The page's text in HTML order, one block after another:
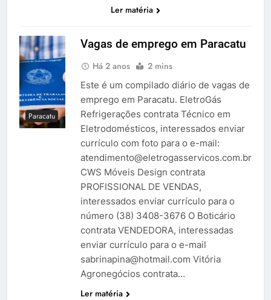
Ler matéria
Paracatu
Vagas de emprego em Paracatu
Há 2 anos 2 mins
Este é um compilado diário de vagas de
emprego em Paracatu. EletroGás
Refrigerações contrata Técnico em
Eletrodomésticos, interessados enviar
currículo com foto para o e-mail:
atendimento@eletrogasservicos.com.br
CWS Móveis Design contrata
PROFISSIONAL DE VENDAS,
interessados enviar currículo para o
número (38) 3408-3676 O Boticário
contrata VENDEDORA, interessadas
enviar currículo para o e-mail
sabrinapina@hotmail.com Vitória
Agronegócios contrata…
Ler matéria